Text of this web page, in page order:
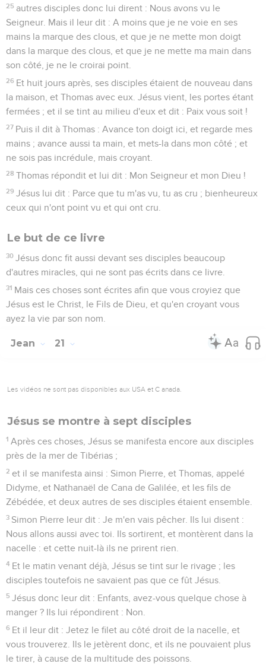
25 autres disciples donc lui dirent : Nous avons vu le
Seigneur. Mais il leur dit : A moins que je ne voie en ses
mains la marque des clous, et que je ne mette mon doigt
dans la marque des clous, et que je ne mette ma main dans
son côté, je ne le croirai point.
26 Et huit jours après, ses disciples étaient de nouveau dans
la maison, et Thomas avec eux. Jésus vient, les portes étant
fermées ; et il se tint au milieu d'eux et dit : Paix vous soit !
27 Puis il dit à Thomas : Avance ton doigt ici, et regarde mes
mains ; avance aussi ta main, et mets-la dans mon côté ; et
ne sois pas incrédule, mais croyant.
28 Thomas répondit et lui dit : Mon Seigneur et mon Dieu !
29 Jésus lui dit : Parce que tu m'as vu, tu as cru ; bienheureux
ceux qui n'ont point vu et qui ont cru.
Le but de ce livre
30 Jésus donc fit aussi devant ses disciples beaucoup
d'autres miracles, qui ne sont pas écrits dans ce livre.
31 Mais ces choses sont écrites afin que vous croyiez que
Jésus est le Christ, le Fils de Dieu, et qu'en croyant vous
ayez la vie par son nom.
Jean 21
Les vidéos ne sont pas disponibles aux USA et C anada.
Jésus se montre à sept disciples
1 Après ces choses, Jésus se manifesta encore aux disciples
près de la mer de Tibérias ;
2 et il se manifesta ainsi : Simon Pierre, et Thomas, appelé
Didyme, et Nathanaël de Cana de Galilée, et les fils de
Zébédée, et deux autres de ses disciples étaient ensemble.
3 Simon Pierre leur dit : Je m'en vais pêcher. Ils lui disent :
Nous allons aussi avec toi. Ils sortirent, et montèrent dans la
nacelle : et cette nuit-là ils ne prirent rien.
4 Et le matin venant déjà, Jésus se tint sur le rivage ; les
disciples toutefois ne savaient pas que ce fût Jésus.
5 Jésus donc leur dit : Enfants, avez-vous quelque chose à
manger ? Ils lui répondirent : Non.
6 Et il leur dit : Jetez le filet au côté droit de la nacelle, et
vous trouverez. Ils le jetèrent donc, et ils ne pouvaient plus
le tirer, à cause de la multitude des poissons.